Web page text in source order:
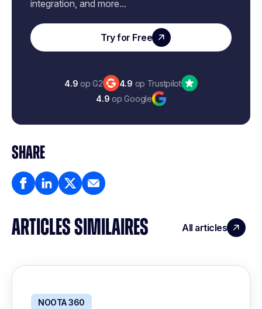
integration, and more...
Try for Free
4.9 op G2 4.9 op Trustpilot
4.9 op Google
SHARE
ARTICLES SIMILAIRES All articles
NOOTA 360